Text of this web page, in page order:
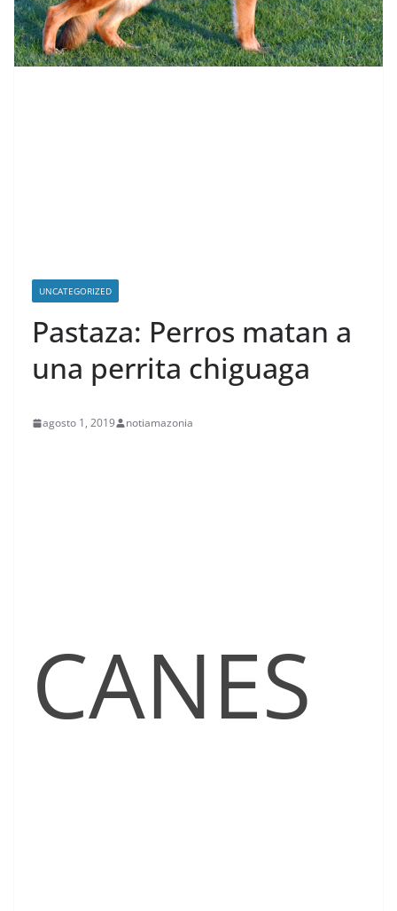
UNCATEGORIZED
Pastaza: Perros matan a
una perrita chiguaga
agosto 1, 2019 notiamazonia
CANES